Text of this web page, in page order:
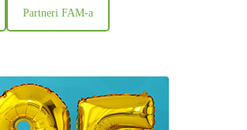
Partneri FAM-a